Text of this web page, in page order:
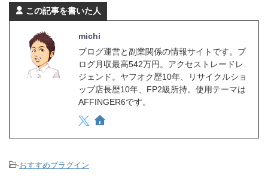
この記事を書いた人
michi
ブログ運営と副業関係の情報サイトです。ブ
ログ月収最高542万円。アクセストレードレ
ジェンド。ヤフオク歴10年、リサイクルショ
ップ店長歴10年、FP2級所持。使用テーマは
AFFINGER6です。
-おすすめプラグイン